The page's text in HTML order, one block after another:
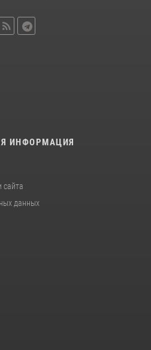
ИНФОРМАЦИЯ
сайта
данных